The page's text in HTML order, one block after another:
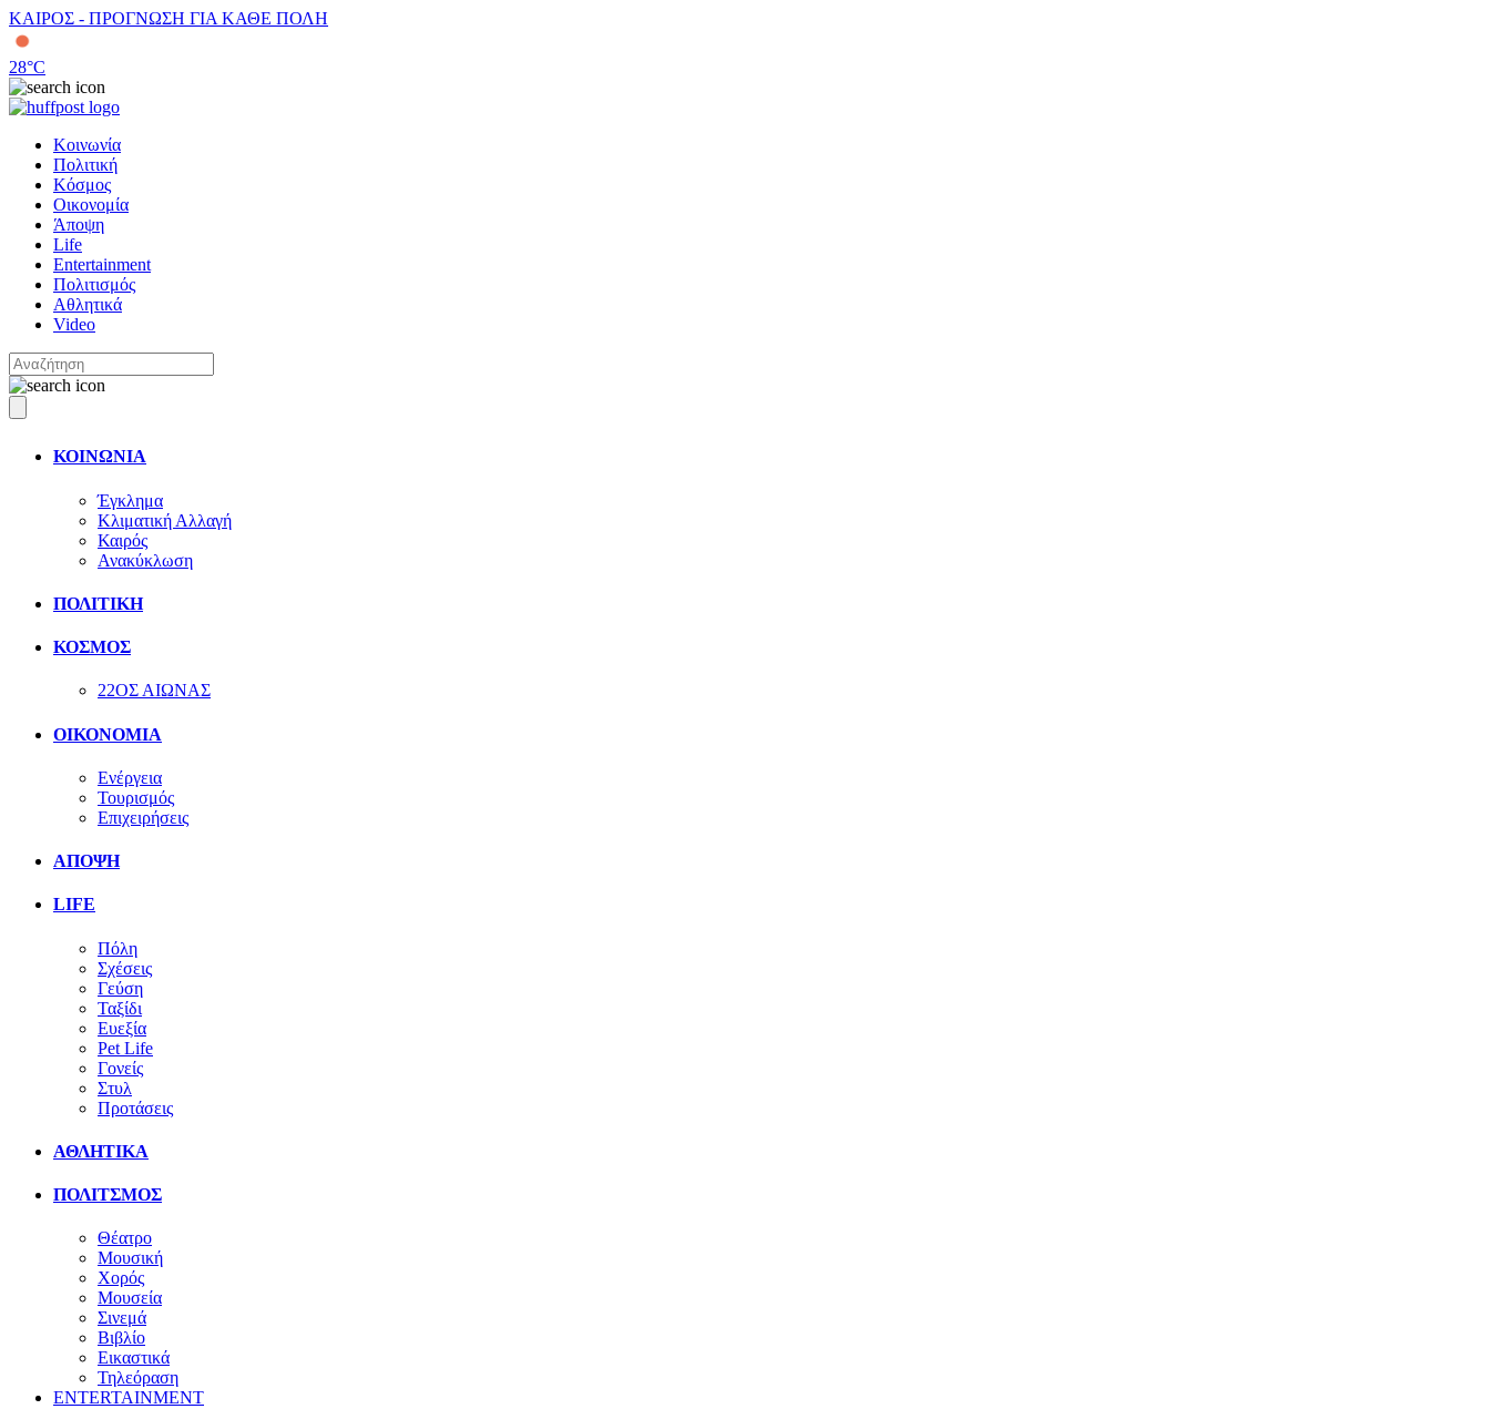
ΚΑΙΡΟΣ - ΠΡΟΓΝΩΣΗ ΓΙΑ ΚΑΘΕ ΠΟΛΗ
28°C
Κοινωνία
Πολιτική
Κόσμος
Οικονομία
Άποψη
Life
Entertainment
Πολιτισμός
Αθλητικά
Video
ΚΟΙΝΩΝΙΑ
Έγκλημα
Κλιματική Αλλαγή
Καιρός
Ανακύκλωση
ΠΟΛΙΤΙΚΗ
ΚΟΣΜΟΣ
22ΟΣ ΑΙΩΝΑΣ
ΟΙΚΟΝΟΜΙΑ
Ενέργεια
Τουρισμός
Επιχειρήσεις
ΑΠΟΨΗ
LIFE
Πόλη
Σχέσεις
Γεύση
Ταξίδι
Ευεξία
Pet Life
Γονείς
Στυλ
Προτάσεις
ΑΘΛΗΤΙΚΑ
ΠΟΛΙΤΣΜΟΣ
Θέατρο
Μουσική
Χορός
Μουσεία
Σινεμά
Βιβλίο
Εικαστικά
Τηλεόραση
ENTERTAINMENT